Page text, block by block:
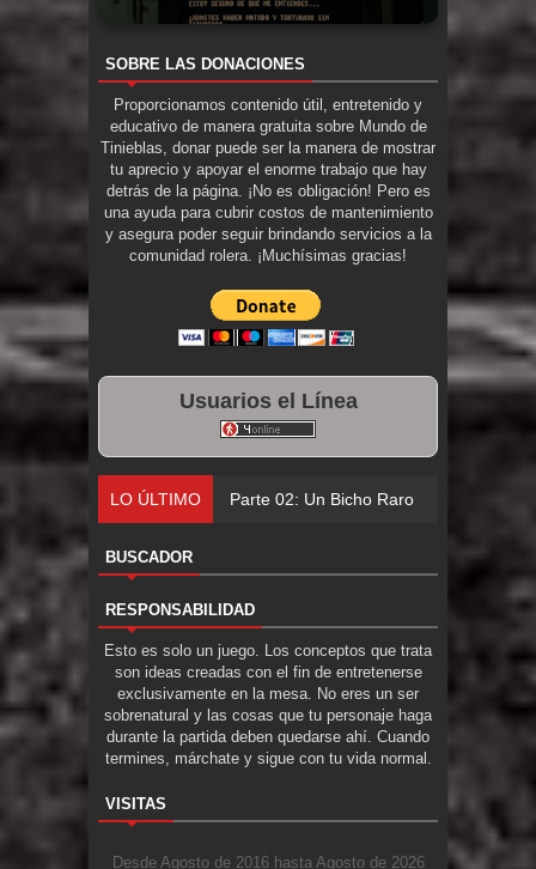
SOBRE LAS DONACIONES
Proporcionamos contenido útil, entretenido y
educativo de manera gratuita sobre Mundo de
Tinieblas, donar puede ser la manera de mostrar
tu aprecio y apoyar el enorme trabajo que hay
detrás de la página. ¡No es obligación! Pero es
una ayuda para cubrir costos de mantenimiento
y asegura poder seguir brindando servicios a la
comunidad rolera. ¡Muchísimas gracias!
Usuarios el Línea
LO ÚLTIMO Parte 02: Un Bicho Raro
BUSCADOR
RESPONSABILIDAD
Esto es solo un juego. Los conceptos que trata
son ideas creadas con el fin de entretenerse
exclusivamente en la mesa. No eres un ser
sobrenatural y las cosas que tu personaje haga
durante la partida deben quedarse ahí. Cuando
termines, márchate y sigue con tu vida normal.
VISITAS
Desde Agosto de 2016 hasta Agosto de 2026